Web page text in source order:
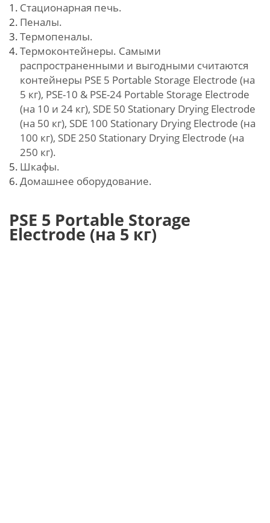
Стационарная печь.
Пеналы.
Термопеналы.
Термоконтейнеры. Самыми
распространенными и выгодными считаются
контейнеры PSE 5 Portable Storage Electrode (на
5 кг), PSE-10 & PSE-24 Portable Storage Electrode
(на 10 и 24 кг), SDE 50 Stationary Drying Electrode
(на 50 кг), SDE 100 Stationary Drying Electrode (на
100 кг), SDE 250 Stationary Drying Electrode (на
250 кг).
Шкафы.
Домашнее оборудование.
PSE 5 Portable Storage
Electrode (на 5 кг)